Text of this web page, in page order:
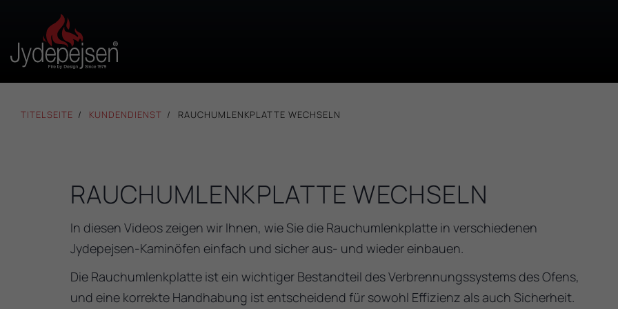
TITELSEITE KUNDENDIENST RAUCHUMLENKPLATTE WECHSELN
RAUCHUMLENKPLATTE WECHSELN
In diesen Videos zeigen wir Ihnen, wie Sie die Rauchumlenkplatte in verschiedenen
Jydepejsen-Kaminöfen einfach und sicher aus- und wieder einbauen.
Die Rauchumlenkplatte ist ein wichtiger Bestandteil des Verbrennungssystems des Ofens,
und eine korrekte Handhabung ist entscheidend für sowohl Effizienz als auch Sicherheit.